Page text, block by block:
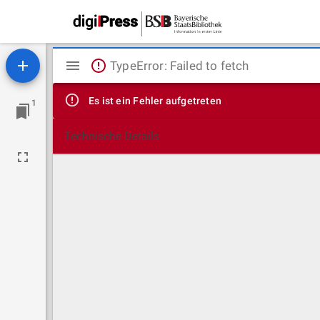
1
Mirador
Viewer
TypeError: Failed to fetch
Es ist ein Fehler aufgetreten
Technische Details